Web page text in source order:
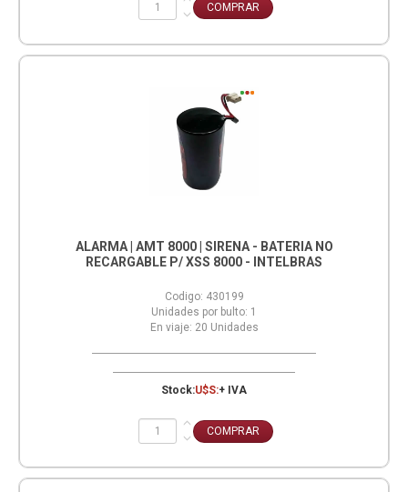
ALARMA | AMT 8000 | SIRENA - BATERIA NO
RECARGABLE P/ XSS 8000 - INTELBRAS
Codigo: 430199
Unidades por bulto: 1
En viaje: 20 Unidades
Stock:U$S:+ IVA